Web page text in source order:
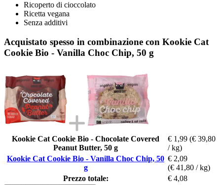
Ricoperto di cioccolato
Ricetta vegana
Senza additivi
Acquistato spesso in combinazione con Kookie Cat
Cookie Bio - Vanilla Choc Chip, 50 g
Kookie Cat Cookie Bio - Chocolate Covered
Peanut Butter, 50 g
€ 1,99 (€ 39,80
/ kg)
Kookie Cat Cookie Bio - Vanilla Choc Chip, 50
g
€ 2,09
(€ 41,80 / kg)
Prezzo totale:
€ 4,08